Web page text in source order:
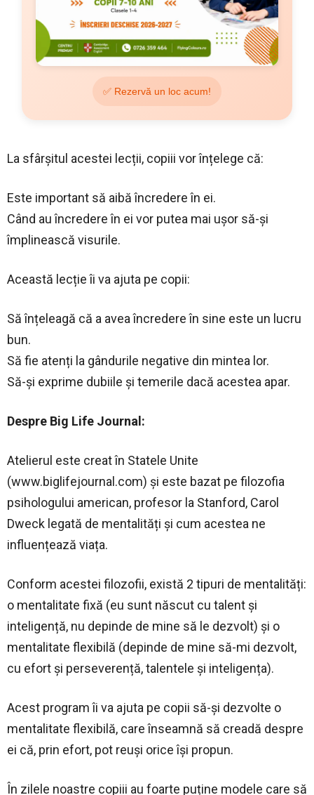
✅ Rezervă un loc acum!
La sfârșitul acestei lecții, copiii vor înțelege că:
Este important să aibă încredere în ei.
Când au încredere în ei vor putea mai ușor să-și
împlinească visurile.
Această lecție îi va ajuta pe copii:
Să înțeleagă că a avea încredere în sine este un lucru
bun.
Să fie atenți la gândurile negative din mintea lor.
Să-și exprime dubiile și temerile dacă acestea apar.
Despre Big Life Journal:
Atelierul este creat în Statele Unite
(www.biglifejournal.com) și este bazat pe filozofia
psihologului american, profesor la Stanford, Carol
Dweck legată de mentalități și cum acestea ne
influențează viața.
Conform acestei filozofii, există 2 tipuri de mentalități:
o mentalitate fixă (eu sunt născut cu talent și
inteligență, nu depinde de mine să le dezvolt) și o
mentalitate flexibilă (depinde de mine să-mi dezvolt,
cu efort și perseverență, talentele și inteligența).
Acest program îi va ajuta pe copii să-și dezvolte o
mentalitate flexibilă, care înseamnă să creadă despre
ei că, prin efort, pot reuși orice își propun.
În zilele noastre copiii au foarte puține modele care să